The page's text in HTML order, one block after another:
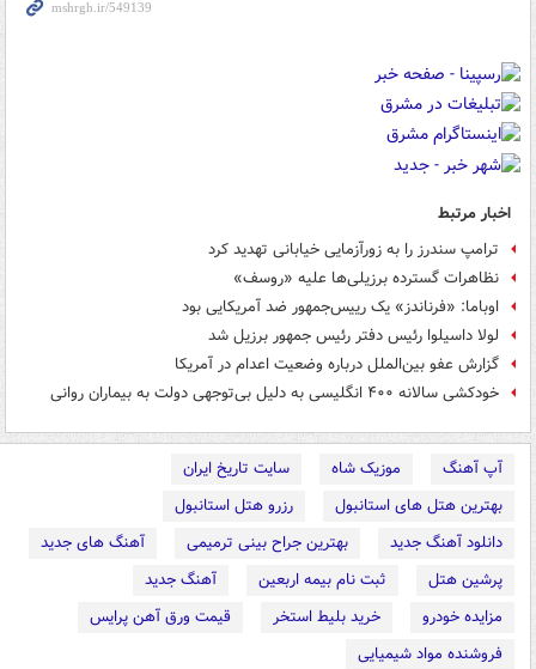
اخبار مرتبط
ترامپ سندرز را به زورآزمایی خیابانی تهدید کرد
نظاهرات گسترده برزیلی‌ها علیه «روسف»
اوباما: «فرناندز» یک رییس‌جمهور ضد آمریکایی بود
لولا داسیلوا رئیس دفتر رئیس جمهور برزیل شد
گزارش عفو بین‌الملل درباره وضعیت اعدام در آمریکا
خودکشی سالانه ۴۰۰ انگلیسی به دلیل بی‌توجهی دولت به بیماران روانی
آپ آهنگ موزیک شاه
سایت تاریخ ایران
بهترین هتل های استانبول
رزرو هتل استانبول
دانلود آهنگ جدید
بهترین جراح بینی ترمیمی
آهنگ های جدید
پرشین هتل
ثبت نام بیمه اربعین
آهنگ جدید
مزایده خودرو
خرید بلیط استخر
قیمت ورق آهن پرایس
فروشنده مواد شیمیایی